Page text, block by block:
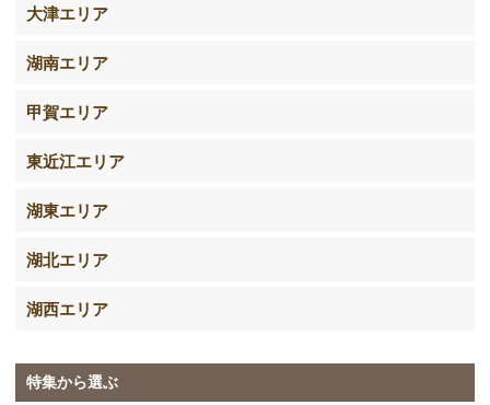
大津エリア
湖南エリア
甲賀エリア
東近江エリア
湖東エリア
湖北エリア
湖西エリア
特集から選ぶ